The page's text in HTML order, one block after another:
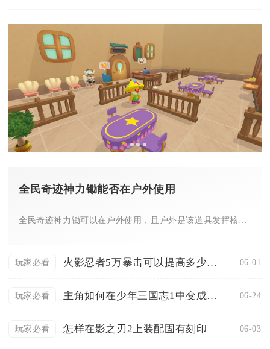
全民奇迹神力锄能否在户外使用
玩家必看 火影忍者5万暴击可以提高多少战力 06-01
玩家必看 主角如何在少年三国志1中变成了玄金 06-24
玩家必看 怎样在影之刃2上装配固有刻印 06-03